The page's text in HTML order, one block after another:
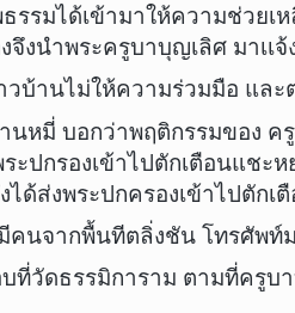
รมได้เข้ามาให้ความช่วยเ
จึงนำพระครูบาบุญเลิศ มาเ
บ้านไม่ให้ความร่วมมือ แล
หมี่ บอกว่าพฤติกรรมของ ครู
ปกรองเข้าไปตักเตือนแชะ
ด้ส่งพระปกครองเข้าไปตักเ
คนจากพื้นทีตลิ่งชัน โทรศัพท์
ที่วัดธรรมิการาม ตามที่ครูบ